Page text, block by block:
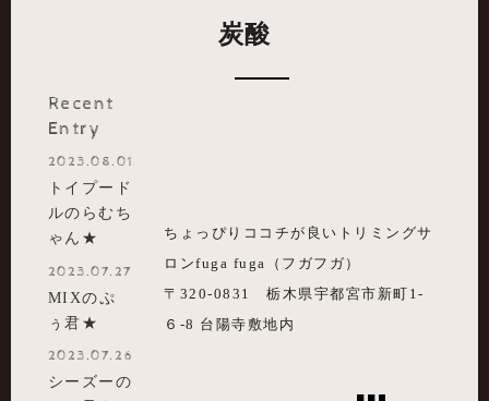
炭酸
ちょっぴりココチが良いトリミングサ
ロンfuga fuga（フガフガ）
〒320-0831 栃木県宇都宮市新町1-
６-8 台陽寺敷地内
Recent
Entry
2023.08.01
トイプード
ルのらむち
ゃん★
2023.07.27
MIXのぷ
ぅ君★
2023.07.26
シーズーの